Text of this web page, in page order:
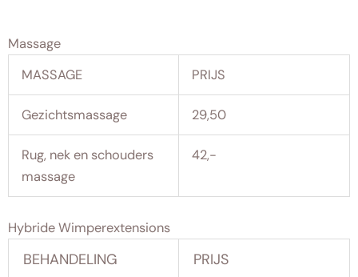
Massage
MASSAGE
PRIJS
Gezichtsmassage 29,50
Rug, nek en schouders
massage
42,-
Hybride Wimperextensions
BEHANDELING PRIJS